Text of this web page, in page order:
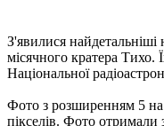
З'явилися найдетальніші
місячного кратера Тихо.
Національної
Фото з розширенням 5 на
пікселів. Фото отримали